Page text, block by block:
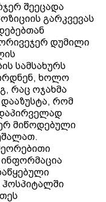
შეეცადა
გარკვევას
დუმილი
სამსახურს
ხოლო
რაც ოჯახმა
რომ
მიწოდებული
ჰოსპიტალში